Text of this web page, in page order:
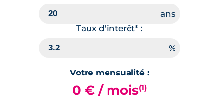
Taux d'interêt* :
Votre mensualité :
0 € / mois(1)